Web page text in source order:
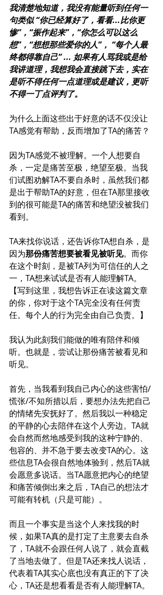
我清楚地知道，我没有能量听到任何一
句类似 “你已经算好了，看看...比你更
惨”，“振作起来”，“你怎么可以这么
想”，“想想那些爱你的人”， “每个人最
终都得靠自己” ... 如果有人骂我或是给
我讲道理，我想我会直接跳下去，实在
是听不得任何一点道理或是建议，更听
不得一丁点评判了。
为什么上面这些出于好意的话不仅没让
TA感觉有帮助，反而增加了TA的痛苦？
因为TA感觉不被理解。一个人想要自
杀，一定是痛苦至极，绝望至极。当我
们试图劝解TA不要自杀时，虽然我们都
是出于帮助TA的好意，但在TA那里接收
到的很可能是TA的痛苦和绝望没被我们
看到。
TA来找你说话，还告诉你TA想自杀，是
因为那份痛苦想要被看见被听见。而你
在这个时刻，是被TA列为可信任的人之
一，TA想来试试是否有人能理解TA。
【写到这里，我想告诉正在读这篇文章
的你，你对于这个TA完全没有任何责
任。每个人的行为完全由自己负责。】
我认为此刻我们能做的唯有陪伴和倾
听。也就是，尝试让那份痛苦被看见和
听见。
首先，当我看到我自己内心的这些害怕/
慌张/不知所措以后，要想办法先把自己
的情绪先安抚好了。然后我以一种稳定
的平静的心去陪伴在这个人旁边。TA就
会自然而然地感受到我的这种宁静的、
包容的、并不急于要去改变TA的心。这
些信息TA会很自然地体验到，然后TA就
会愿意多说话。当TA愿意把内心的绝望
和痛苦倾倒出来之后，TA自己的想法才
可能有转机（只是可能）。
而且一个事实是当这个人来找我的时
候，如果TA真的是打定了主意要去自杀
了，TA就不会跟任何人说了，就会直截
了当地去做了。但是TA还来找人说话，
代表着TA其实心底也没有真正的下了决
心，TA还是想看看是否有人能理解TA。